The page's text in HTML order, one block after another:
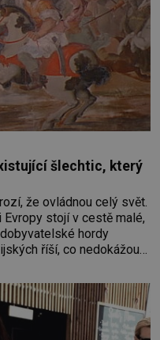
šlechtic, který
že ovládnou celý svět.
stojí v cestě malé,
hordy
říší, co nedokážou
a Azovského